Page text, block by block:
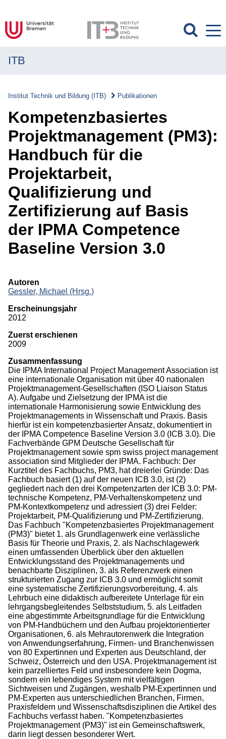
Transfer
Projekte
Publikationen
Publikationen
Überblick
Monographien
Beiträge in Sammelbänden
Beiträge in Zeitschriften
ITB-Forschungsberichte
Studien/Arbeitspapiere
Studium
ITB
Institut Technik und Bildung (ITB) Publikationen
Kompetenzbasiertes
Projektmanagement (PM3):
Handbuch für die
Projektarbeit,
Qualifizierung und
Zertifizierung auf Basis
der IPMA Competence
Baseline Version 3.0
Autoren
Gessler, Michael (Hrsg.)
Erscheinungsjahr
2012
Zuerst erschienen
2009
Zusammenfassung
Die IPMA International Project Management Association ist
eine internationale Organisation mit über 40 nationalen
Projektmanagement-Gesellschaften (ISO Liaison Status
A). Aufgabe und Zielsetzung der IPMA ist die
internationale Harmonisierung sowie Entwicklung des
Projektmanagements in Wissenschaft und Praxis. Basis
hierfür ist ein kompetenzbasierter Ansatz, dokumentiert in
der IPMA Competence Baseline Version 3.0 (ICB 3.0). Die
Fachverbände GPM Deutsche Gesellschaft für
Projektmanagement sowie spm swiss project management
association sind Mitglieder der IPMA. Fachbuch: Der
Kurztitel des Fachbuchs, PM3, hat dreierlei Gründe: Das
Fachbuch basiert (1) auf der neuen ICB 3.0, ist (2)
gegliedert nach den drei Kompetenzarten der ICB 3.0: PM-
technische Kompetenz, PM-Verhaltenskompetenz und
PM-Kontextkompetenz und adressiert (3) drei Felder:
Projektarbeit, PM-Qualifizierung und PM-Zertifizierung.
Das Fachbuch "Kompetenzbasiertes Projektmanagement
(PM3)" bietet 1. als Grundlagenwerk eine verlässliche
Basis für Theorie und Praxis, 2. als Nachschlagewerk
einen umfassenden Überblick über den aktuellen
Entwicklungsstand des Projektmanagements und
benachbarte Disziplinen, 3. als Referenzwerk einen
strukturierten Zugang zur ICB 3.0 und ermöglicht somit
eine systematische Zertifizierungsvorbereitung, 4. als
Lehrbuch eine didaktisch aufbereitete Unterlage für ein
lehrgangsbegleitendes Selbststudium, 5. als Leitfaden
eine abgestimmte Arbeitsgrundlage für die Entwicklung
von PM-Handbüchern und den Aufbau projektorientierter
Organisationen, 6. als Mehrautorenwerk die Integration
von Anwendungserfahrung, Firmen- und Branchenwissen
von 80 Expertinnen und Experten aus Deutschland, der
Schweiz, Österreich und den USA. Projektmanagement ist
kein parzelliertes Feld und insbesondere kein Dogma,
sondern ein lebendiges System mit vielfältigen
Sichtweisen und Zugängen, weshalb PM-Expertinnen und
PM-Experten aus unterschiedlichen Branchen, Firmen,
Praxisfeldern und Wissenschaftsdisziplinen die Artikel des
Fachbuchs verfasst haben. "Kompetenzbasiertes
Projektmanagement (PM3)" ist ein Gemeinschaftswerk,
darin liegt dessen besonderer Wert.